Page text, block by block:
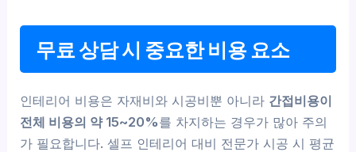
무료 상담 시 중요한 비용 요소
인테리어 비용은 자재비와 시공비뿐 아니라 간접비용이
전체 비용의 약 15~20%를 차지하는 경우가 많아 주의
가 필요합니다. 셀프 인테리어 대비 전문가 시공 시 평균